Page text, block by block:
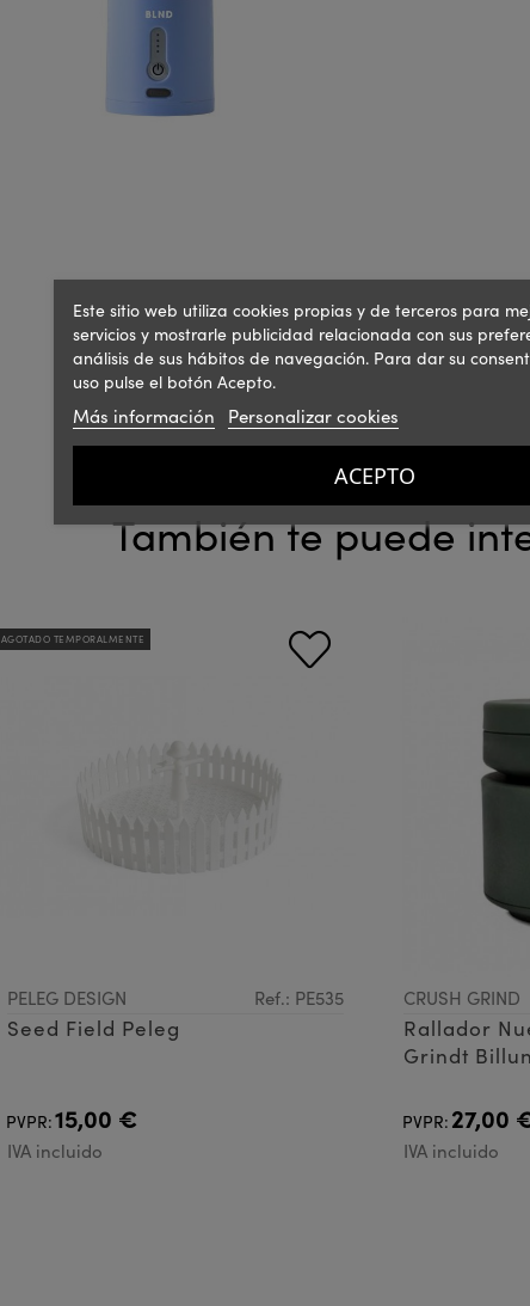
También te puede
AGOTADO TEMPORALMENTE
PELEG DESIGN Ref.: PE535
Seed Field Peleg
PVPR:15,00 €
IVA incluido
CRUSH GRIND
Rallador
Grindt
PVPR: 27,00
IVA incluido
Este sitio web utiliza cookies propias y de terceros para
servicios y mostrarle publicidad relacionada con sus
análisis de sus hábitos de navegación. Para dar su
uso pulse el botón Acepto.
Más información Personalizar cookies
ACEPTO